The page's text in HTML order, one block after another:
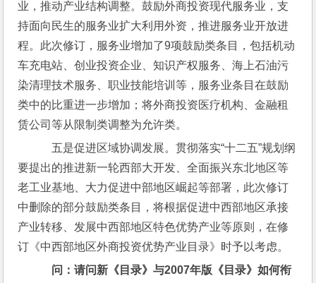
业，推动产业结构调整。鼓励外商投资现代服务业，支
持面向民生的服务业扩大利用外资，推进服务业开放进
程。此次修订，服务业增加了9项鼓励类条目，包括机动
车充电站、创业投资企业、知识产权服务、海上石油污
染清理技术服务、职业技能培训等，服务业条目在鼓励
类中的比重进一步增加；将外商投资医疗机构、金融租
赁公司等从限制类调整为允许类。
五是促进区域协调发展。贯彻落实“十二五”规划纲
要提出的推进新一轮西部大开发、全面振兴东北地区等
老工业基地、大力促进中部地区崛起等部署，此次修订
中删除的部分鼓励类条目，将根据促进中西部地区承接
产业转移、发展中西部地区特色优势产业等原则，在修
订《中西部地区外商投资优势产业目录》时予以考虑。
问：请问新《目录》与2007年版《目录》如何衔